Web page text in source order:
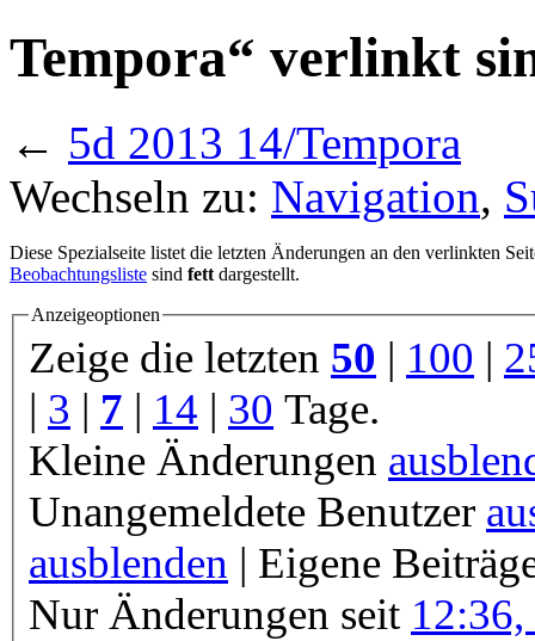
Tempora“ verlinkt
← 5d 2013 14/Tempora
Wechseln zu: Navigation,
Diese Spezialseite listet die letzten Änderungen an den verlinkten
Beobachtungsliste sind fett dargestellt.
Anzeigeoptionen
Zeige die letzten 50 | 100 |
| 3 | 7 | 14 | 30 Tage.
Kleine Änderungen
Unangemeldete Benutzer
ausblenden | Eigene
Nur Änderungen seit